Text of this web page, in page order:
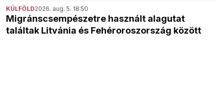
KÜLFÖLD2026. aug. 5. 18:50
Migránscsempészetre használt alagutat
találtak Litvánia és Fehéroroszország között